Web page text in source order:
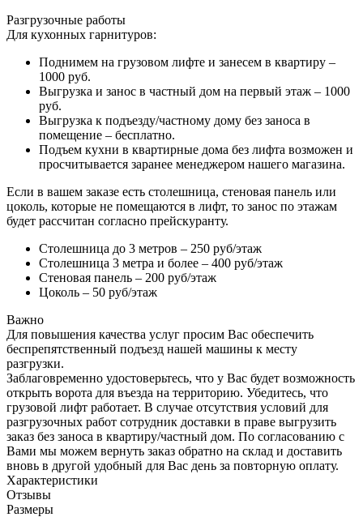
Разгрузочные работы
Для кухонных гарнитуров:
Поднимем на грузовом лифте и занесем в квартиру –
1000 руб.
Выгрузка и занос в частный дом на первый этаж – 1000
руб.
Выгрузка к подъезду/частному дому без заноса в
помещение – бесплатно.
Подъем кухни в квартирные дома без лифта возможен и
просчитывается заранее менеджером нашего магазина.
Если в вашем заказе есть столешница, стеновая панель или
цоколь, которые не помещаются в лифт, то занос по этажам
будет рассчитан согласно прейскуранту.
Столешница до 3 метров – 250 руб/этаж
Столешница 3 метра и более – 400 руб/этаж
Стеновая панель – 200 руб/этаж
Цоколь – 50 руб/этаж
Важно
Для повышения качества услуг просим Вас обеспечить
беспрепятственный подъезд нашей машины к месту
разгрузки.
Заблаговременно удостоверьтесь, что у Вас будет возможность
открыть ворота для въезда на территорию. Убедитесь, что
грузовой лифт работает. В случае отсутствия условий для
разгрузочных работ сотрудник доставки в праве выгрузить
заказ без заноса в квартиру/частный дом. По согласованию с
Вами мы можем вернуть заказ обратно на склад и доставить
вновь в другой удобный для Вас день за повторную оплату.
Характеристики
Отзывы
Размеры